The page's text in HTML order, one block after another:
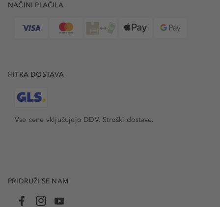
NAČINI PLAČILA
HITRA DOSTAVA
Vse cene vključujejo DDV. Stroški dostave.
PRIDRUŽI SE NAM